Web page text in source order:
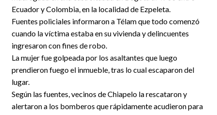
Ecuador y Colombia, en la localidad de Ezpeleta.
Fuentes policiales informaron a Télam que todo comenzó
cuando la víctima estaba en su vivienda y delincuentes
ingresaron con fines de robo.
La mujer fue golpeada por los asaltantes que luego
prendieron fuego el inmueble, tras lo cual escaparon del
lugar.
Según las fuentes, vecinos de Chiapelo la rescataron y
alertaron a los bomberos que rápidamente acudieron para